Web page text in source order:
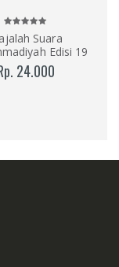
Suara
Edisi 19
24.000